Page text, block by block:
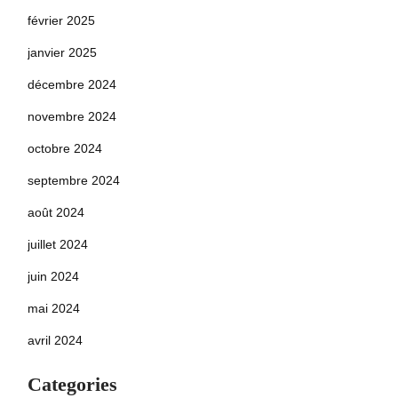
février 2025
janvier 2025
décembre 2024
novembre 2024
octobre 2024
septembre 2024
août 2024
juillet 2024
juin 2024
mai 2024
avril 2024
Categories